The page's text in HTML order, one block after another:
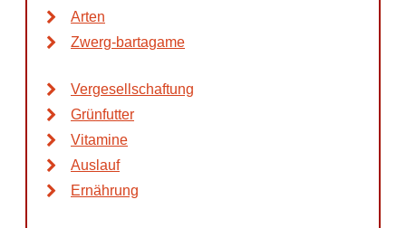
Arten
Zwerg-bartagame
Vergesellschaftung
Grünfutter
Vitamine
Auslauf
Ernährung